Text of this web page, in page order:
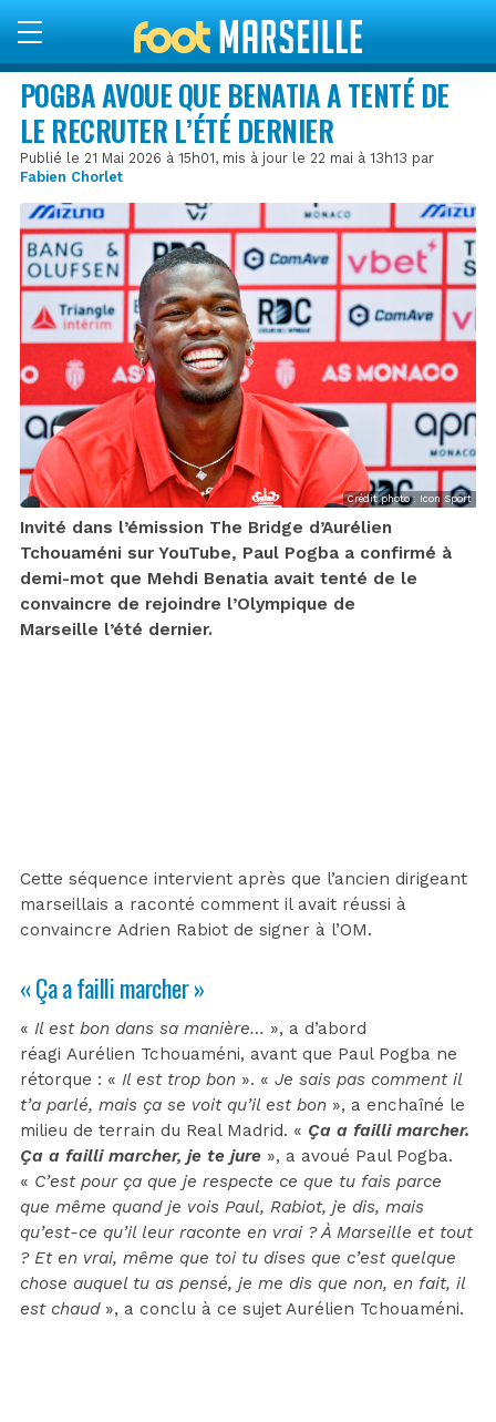
POGBA AVOUE QUE BENATIA A TENTÉ DE
LE RECRUTER L’ÉTÉ DERNIER
Publié le 21 Mai 2026 à 15h01, mis à jour le 22 mai à 13h13 par
Fabien Chorlet
Crédit photo : Icon Sport
Invité dans l’émission The Bridge d’Aurélien
Tchouaméni sur YouTube, Paul Pogba a confirmé à
demi-mot que Mehdi Benatia avait tenté de le
convaincre de rejoindre l’Olympique de
Marseille l’été dernier.
Cette séquence intervient après que l’ancien dirigeant
marseillais a raconté comment il avait réussi à
convaincre Adrien Rabiot de signer à l’OM.
« Ça a failli marcher »
« Il est bon dans sa manière… », a d’abord
réagi Aurélien Tchouaméni, avant que Paul Pogba ne
rétorque : « Il est trop bon ». « Je sais pas comment il
t’a parlé, mais ça se voit qu’il est bon », a enchaîné le
milieu de terrain du Real Madrid. « Ça a failli marcher.
Ça a failli marcher, je te jure », a avoué Paul Pogba.
« C’est pour ça que je respecte ce que tu fais parce
que même quand je vois Paul, Rabiot, je dis, mais
qu’est-ce qu’il leur raconte en vrai ? À Marseille et tout
? Et en vrai, même que toi tu dises que c’est quelque
chose auquel tu as pensé, je me dis que non, en fait, il
est chaud», a conclu à ce sujet Aurélien Tchouaméni.